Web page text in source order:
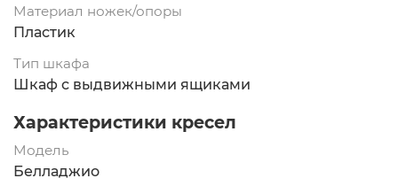
Материал ножек/опоры
Пластик
Тип шкафа
Шкаф с выдвижными ящиками
Характеристики кресел
Модель
Белладжио